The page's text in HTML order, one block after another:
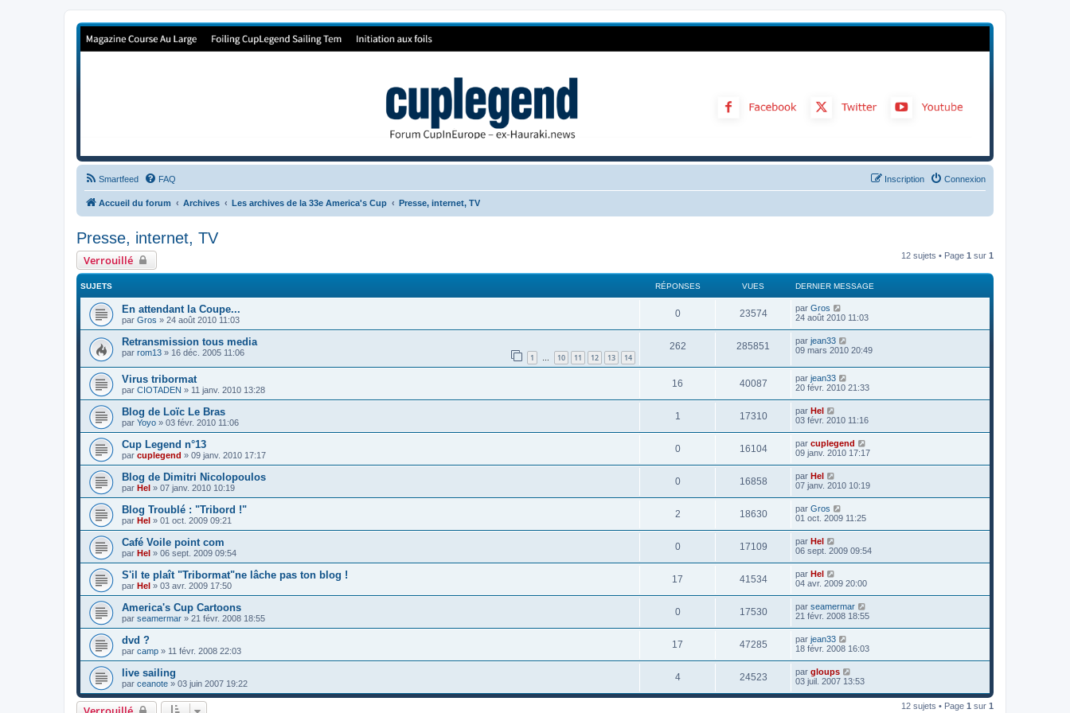
Forum de Cup In Europe
Smartfeed FAQ Connexion
Inscription
Accueil du forum Archives Les archives de la 33e America's Cup Presse, internet, TV
Presse, internet, TV
Verrouillé 12 sujets • Page 1 sur 1
SUJETS RÉPONSES VUES DERNIER MESSAGE
En attendant la Coupe...
par Gros » 24 août 2010 11:03
0 23574 par Gros
24 août 2010 11:03
Retransmission tous media
par rom13 » 16 déc. 2005 11:06 1 … 10 11 12 13 14
262 285851 par jean33
09 mars 2010 20:49
Virus tribormat
par CIOTADEN » 11 janv. 2010 13:28
16 40087 par jean33
20 févr. 2010 21:33
Blog de Loïc Le Bras
par Yoyo » 03 févr. 2010 11:06
1 17310 par Hel
03 févr. 2010 11:16
Cup Legend n°13
par cuplegend » 09 janv. 2010 17:17
0 16104 par cuplegend
09 janv. 2010 17:17
Blog de Dimitri Nicolopoulos
par Hel » 07 janv. 2010 10:19
0 16858 par Hel
07 janv. 2010 10:19
Blog Troublé : "Tribord !"
par Hel » 01 oct. 2009 09:21
2 18630 par Gros
01 oct. 2009 11:25
Café Voile point com
par Hel » 06 sept. 2009 09:54
0 17109 par Hel
06 sept. 2009 09:54
S'il te plaît "Tribormat"ne lâche pas ton blog !
par Hel » 03 avr. 2009 17:50
17 41534 par Hel
04 avr. 2009 20:00
America's Cup Cartoons
par seamermar » 21 févr. 2008 18:55
0 17530 par seamermar
21 févr. 2008 18:55
dvd ?
par camp » 11 févr. 2008 22:03
17 47285 par jean33
18 févr. 2008 16:03
live sailing
par ceanote » 03 juin 2007 19:22
4 24523 par gloups
03 juil. 2007 13:53
12 sujets • Page 1 sur 1